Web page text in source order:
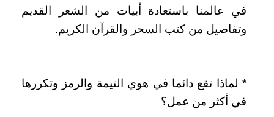
في عالمنا باستعادة أبيات من الشعر القديم
وتفاصيل من كتب السحر والقرآن الكريم‏.‏
*‏ لماذا تقع دائما في هوي التيمة والرمز وتكررها
في أكثر من عمل؟